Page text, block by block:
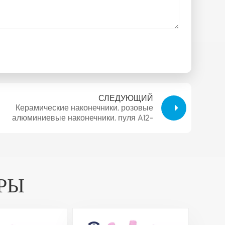
СЛЕДУЮЩИЙ
Керамические наконечники, розовые
алюминиевые наконечники, пуля A12-